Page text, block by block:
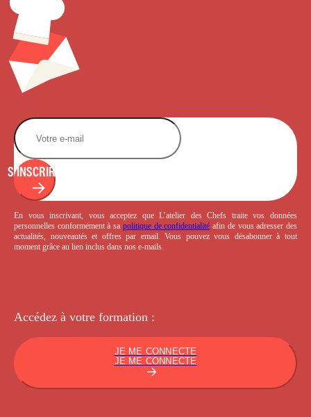
S'INSCRIRE
En vous inscrivant, vous acceptez que L’atelier des Chefs traite vos données
personnelles conformément à sa politique de confidentialité afin de vous adresser des
actualités, nouveautés et offres par email. Vous pouvez vous désabonner à tout
moment grâce au lien inclus dans nos e-mails.
Accédez à votre formation :
JE ME CONNECTE
JE ME CONNECTE